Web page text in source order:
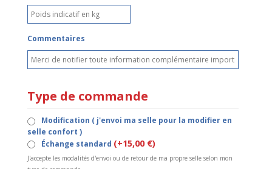
Commentaires
Type de commande
Modification ( j'envoi ma selle pour la modifier en
selle confort )
Échange standard (+15,00 €)
J'accepte les modalités d'envoi ou de retour de ma propre selle selon mon